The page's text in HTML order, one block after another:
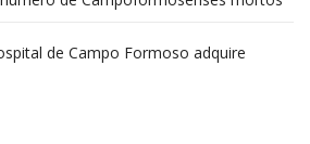
morreram em desabamentos são
de Campo Formoso adquire